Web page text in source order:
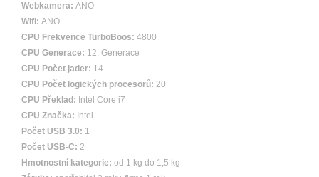
Webkamera: ANO
Wifi: ANO
CPU Frekvence TurboBoos: 4800
CPU Generace: 12. Generace
CPU Počet jader: 14
CPU Počet logických procesorů: 20
CPU Překlad: Intel Core i7
CPU Značka: Intel
Počet USB 3.0: 1
Počet USB-C: 2
Hmotnostní kategorie: od 1 kg do 1,5 kg